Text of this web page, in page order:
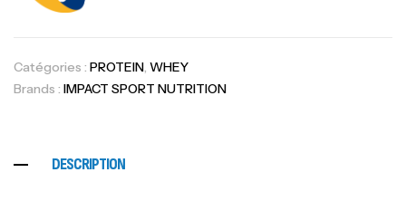
Catégories : PROTEIN, WHEY
Brands : IMPACT SPORT NUTRITION
DESCRIPTION